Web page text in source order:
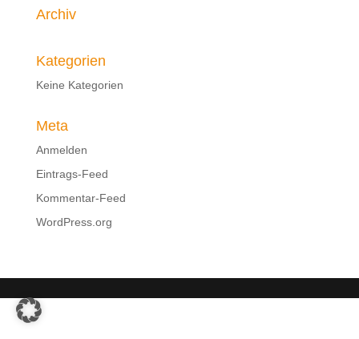
Archiv
Kategorien
Keine Kategorien
Meta
Anmelden
Eintrags-Feed
Kommentar-Feed
WordPress.org